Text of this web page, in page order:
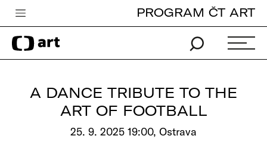
Česká televize
Zpravodajství
PROGRAM ČT ART
A DANCE TRIBUTE TO THE
ART OF FOOTBALL
25. 9. 2025 19:00, Ostrava